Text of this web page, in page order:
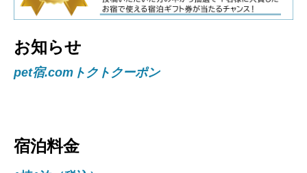
お知らせ
pet宿.comトクトクーポン
宿泊料金